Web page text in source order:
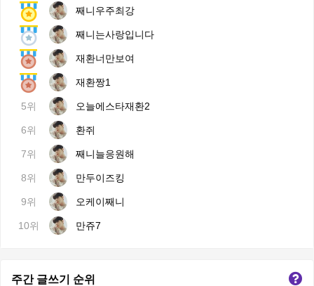
째니우주최강
째니는사랑입니다
재환너만보여
재환짱1
5위 오늘에스타재환2
6위 환쥐
7위 째니늘응원해
8위 만두이즈킹
9위 오케이째니
10위 만쥬7
주간 글쓰기 순위